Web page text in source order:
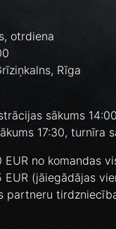
otrdiena
Rīga
sākums
17:30, turnīra
EUR no komandas
EUR (jāiegādājas
partneru